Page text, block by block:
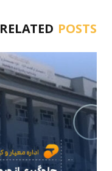
RELATED POSTS